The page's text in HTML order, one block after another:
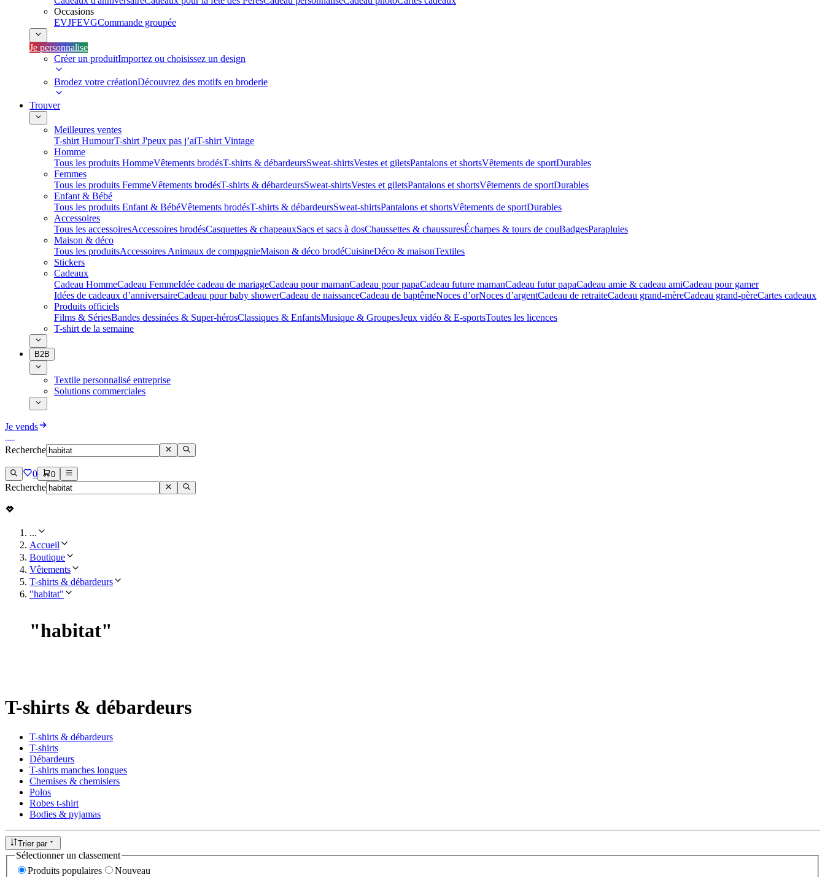
Occasions
EVJFEVGCommande groupée
Je personnalise
Créer un produitImportez ou choisissez un design
Brodez votre créationDécouvrez des motifs en broderie
Trouver
Meilleures ventes
T-shirt HumourT-shirt J'peux pas j’aiT-shirt Vintage
Homme
Tous les produits HommeVêtements brodésT-shirts & débardeursSweat-shirtsVestes et giletsPantalons et shortsVêtements de sportDurables
Femmes
Tous les produits FemmeVêtements brodésT-shirts & débardeursSweat-shirtsVestes et giletsPantalons et shortsVêtements de sportDurables
Enfant & Bébé
Tous les produits Enfant & BébéVêtements brodésT-shirts & débardeursSweat-shirtsPantalons et shortsVêtements de sportDurables
Accessoires
Tous les accessoiresAccessoires brodésCasquettes & chapeauxSacs et sacs à dosChaussettes & chaussuresÉcharpes & tours de couBadgesParapluies
Maison & déco
Tous les produitsAccessoires Animaux de compagnieMaison & déco brodéCuisineDéco & maisonTextiles
Stickers
Cadeaux
Cadeau HommeCadeau FemmeIdée cadeau de mariage​Cadeau pour mamanCadeau pour papaCadeau future mamanCadeau futur papaCadeau amie & cadeau amiCadeau pour gamer
Idées de cadeaux d’anniversaireCadeau pour baby showerCadeau de naissanceCadeau de baptêmeNoces d’orNoces d’argentCadeau de retraiteCadeau grand-mèreCadeau grand-pèreCartes cadeaux
Produits officiels
Films & SériesBandes dessinées & Super-hérosClassiques & EnfantsMusique & GroupesJeux vidéo & E-sportsToutes les licences
T-shirt de la semaine
B2B
Textile personnalisé entreprise
Solutions commerciales
Je vends
Recherche
0 0
Recherche
...
Accueil
Boutique
Vêtements
T-shirts & débardeurs
"habitat"
"habitat"
T-shirts & débardeurs
T-shirts & débardeurs
T-shirts
Débardeurs
T-shirts manches longues
Chemises & chemisiers
Polos
Robes t-shirt
Bodies & pyjamas
Trier par
Sélectionner un classement
Produits populaires
Nouveau